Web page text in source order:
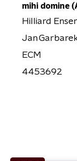
mihi domine
Hilliard
Jan
ECM
4453692